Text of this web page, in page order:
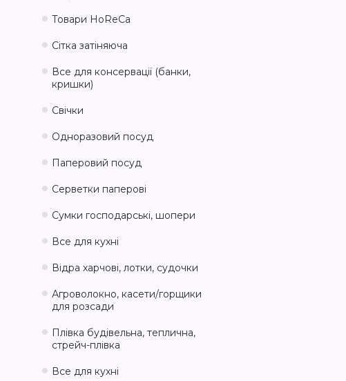
Товари HoReCa
Сітка затіняюча
Все для консервації (банки,
кришки)
Свічки
Одноразовий посуд
Паперовий посуд
Серветки паперові
Сумки господарські, шопери
Все для кухні
Відра харчові, лотки, судочки
Агроволокно, касети/горщики
для розсади
Плівка будівельна, теплична,
стрейч-плівка
Все для кухні